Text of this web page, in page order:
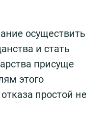
осуществить
и стать
присуще
этого
простой не